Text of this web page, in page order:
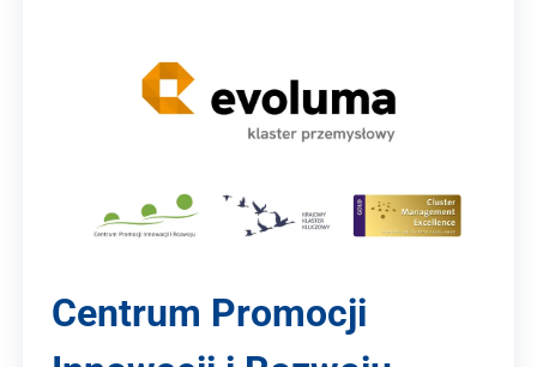
Centrum Promocji